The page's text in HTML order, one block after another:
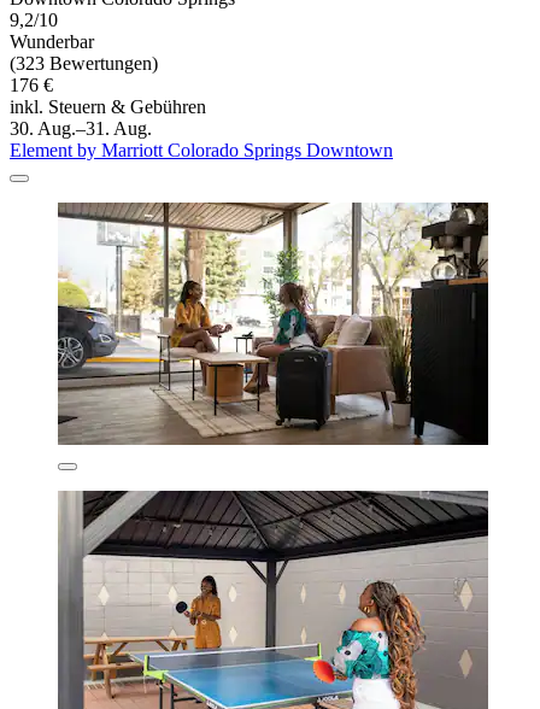
9,2/10
Wunderbar
(323 Bewertungen)
176 €
inkl. Steuern & Gebühren
30. Aug.–31. Aug.
Element by Marriott Colorado Springs Downtown